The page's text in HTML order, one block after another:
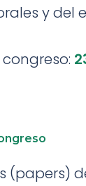
y del
(papers)